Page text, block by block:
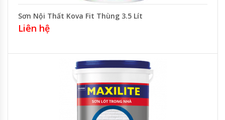
Sơn Nội Thất Kova Fit Thùng 3.5 Lít
Liên hệ